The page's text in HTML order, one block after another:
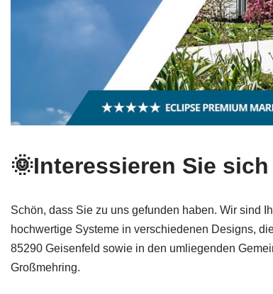
🌞Interessieren Sie
Schön, dass Sie zu uns gefunden haben. Wir sind
hochwertige Systeme in verschiedenen Designs,
85290 Geisenfeld sowie in den umliegenden
Großmehring.